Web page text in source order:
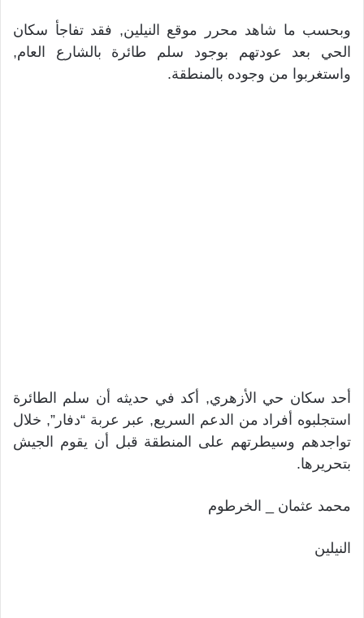
وبحسب ما شاهد محرر موقع النيلين, فقد تفاجأ سكان
الحي بعد عودتهم بوجود سلم طائرة بالشارع العام,
واستغربوا من وجوده بالمنطقة.
أحد سكان حي الأزهري, أكد في حديثه أن سلم الطائرة
استجلبوه أفراد من الدعم السريع, عبر عربة “دفار”, خلال
تواجدهم وسيطرتهم على المنطقة قبل أن يقوم الجيش
بتحريرها.
محمد عثمان _ الخرطوم
النيلين